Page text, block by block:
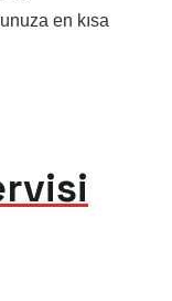
en kısa